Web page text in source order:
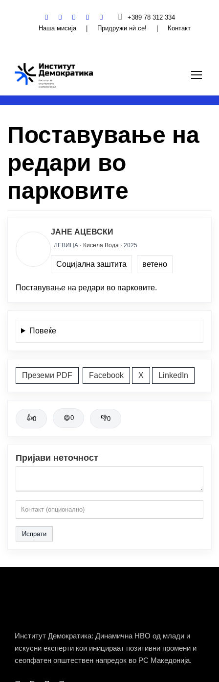
+389 78 312 334
Наша мисија
Придружи нѝ се! Контакт
Поставување на
редари во
парковите
ЈАНЕ АЦЕВСКИ
ЛЕВИЦА · Кисела Вода · 2025
Социјална заштита ветено
Поставување на редари во парковите.
Повеќе
Преземи PDF Facebook X LinkedIn
👍0 😄0 👎0
Пријави неточност
Испрати
Институт Демократика: Динамична НВО од млади и
искусни експерти кои иницираат позитивни промени и
сеопфатен општествен напредок во РС Македонија.